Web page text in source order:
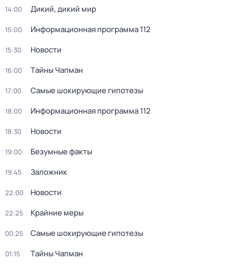
14:00 Дикий, дикий мир
15:00 Информационная программа 112
15:30 Новости
16:00 Тaйны Чапман
17:00 Самые шoкиpующие гипотезы
18:00 Информационная программа 112
18:30 Новости
19:00 Безумные факты
19:45 Заложник
22:00 Новости
22:25 Крайние меры
00:25 Самые шoкиpующие гипотезы
01:15 Тaйны Чапман